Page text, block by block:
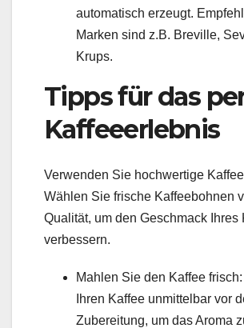
automatisch erzeugt.
Marken sind z.B. Breville,
Krups.
Tipps für das
Kaffeeerlebnis
Verwenden Sie hochwertige
Wählen Sie frische Kaffeebohnen
Qualität, um den Geschmack Ihres
verbessern.
Mahlen Sie den Kaffee
Ihren Kaffee unmittelbar vor
Zubereitung, um das Aroma